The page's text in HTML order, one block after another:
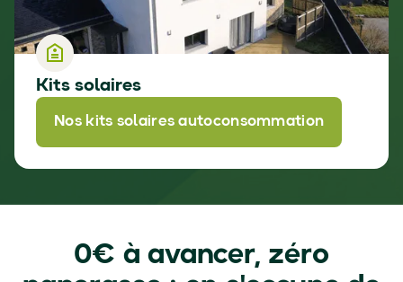
Kits solaires
Nos kits solaires autoconsommation
0€ à avancer, zéro